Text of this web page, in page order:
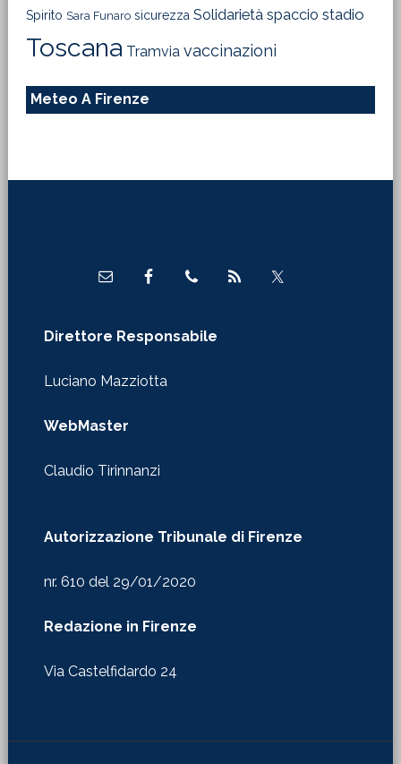
Spirito Sara Funaro sicurezza Solidarietà spaccio stadio
Toscana Tramvia vaccinazioni
Meteo A Firenze
Direttore Responsabile
Luciano Mazziotta
WebMaster
Claudio Tirinnanzi
Autorizzazione Tribunale di Firenze
nr. 610 del 29/01/2020
Redazione in Firenze
Via Castelfidardo 24